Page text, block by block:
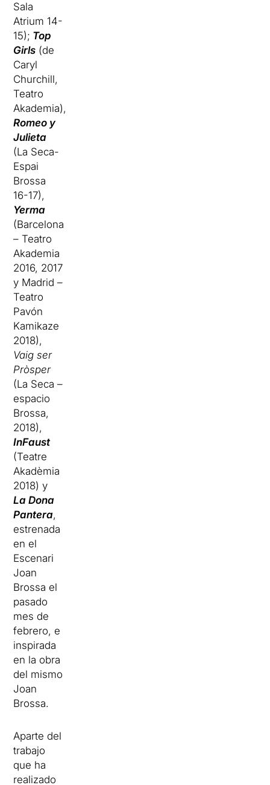
Sala
Atrium 14-
15); Top
Girls (de
Caryl
Churchill,
Teatro
Akademia),
Romeo y
Julieta
(La Seca-
Espai
Brossa
16-17),
Yerma
(Barcelona
– Teatro
Akademia
2016, 2017
y Madrid –
Teatro
Pavón
Kamikaze
2018),
Vaig ser
Pròsper
(La Seca –
espacio
Brossa,
2018),
InFaust
(Teatre
Akadèmia
2018) y
La Dona
Pantera,
estrenada
en el
Escenari
Joan
Brossa el
pasado
mes de
febrero, e
inspirada
en la obra
del mismo
Joan
Brossa.
Aparte del
trabajo
que ha
realizado